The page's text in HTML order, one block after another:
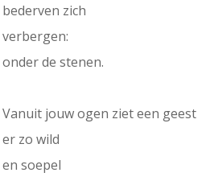
bederven zich
verbergen:
onder de stenen.
Vanuit jouw ogen ziet een geest
er zo wild
en soepel